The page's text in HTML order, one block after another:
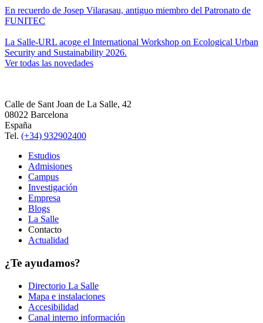
En recuerdo de Josep Vilarasau, antiguo miembro del Patronato de
FUNITEC
La Salle-URL acoge el International Workshop on Ecological Urban
Security and Sustainability 2026.
Ver todas las novedades
Calle de Sant Joan de La Salle, 42
08022 Barcelona
España
Tel. (+34) 932902400
Estudios
Admisiones
Campus
Investigación
Empresa
Blogs
La Salle
Contacto
Actualidad
¿Te ayudamos?
Directorio La Salle
Mapa e instalaciones
Accesibilidad
Canal interno información